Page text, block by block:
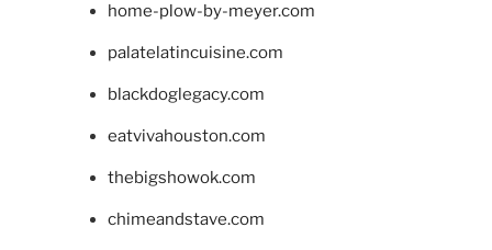
home-plow-by-meyer.com
palatelatincuisine.com
blackdoglegacy.com
eatvivahouston.com
thebigshowok.com
chimeandstave.com